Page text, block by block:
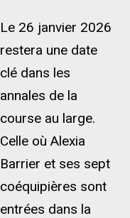
Le 26 janvier 2026
restera une date
clé dans les
annales de la
course au large.
Celle où Alexia
Barrier et ses sept
coéquipières sont
entrées dans la